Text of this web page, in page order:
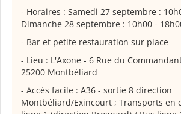
- Horaires : Samedi 27 septembre :
Dimanche 28 septembre : 10h00 -
- Bar et petite restauration sur place
- Lieu : L'Axone - 6 Rue du
25200 Montbéliard
- Accès facile : A36 - sortie 8 direction
Montbéliard/Exincourt ; Transports en